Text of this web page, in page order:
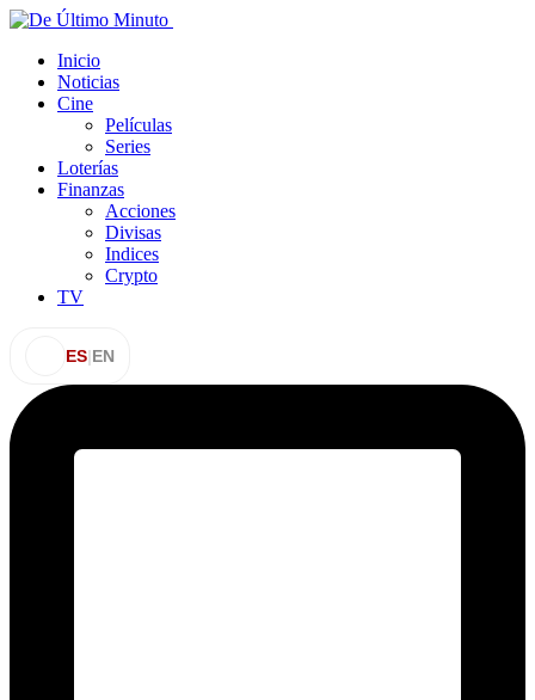
Inicio
Noticias
Cine
Películas
Series
Loterías
Finanzas
Acciones
Divisas
Indices
Crypto
TV
ES|EN